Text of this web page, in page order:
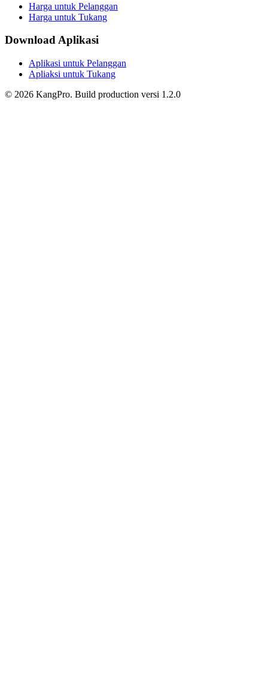
Harga untuk Pelanggan
Harga untuk Tukang
Download Aplikasi
Aplikasi untuk Pelanggan
Apliaksi untuk Tukang
© 2026 KangPro. Build production versi 1.2.0